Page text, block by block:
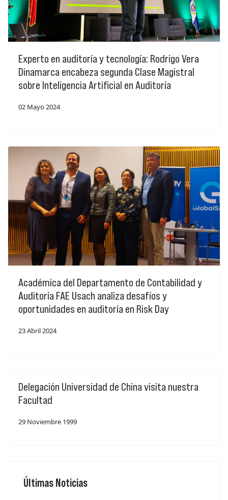
Experto en auditoría y tecnología: Rodrigo Vera
Dinamarca encabeza segunda Clase Magistral
sobre Inteligencia Artificial en Auditoría
02 Mayo 2024
Académica del Departamento de Contabilidad y
Auditoría FAE Usach analiza desafíos y
oportunidades en auditoría en Risk Day
23 Abril 2024
Delegación Universidad de China visita nuestra
Facultad
29 Noviembre 1999
Últimas Noticias